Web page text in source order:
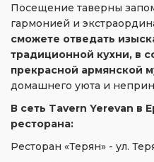
Посещение таверны
гармонией и
сможете отведать
традиционной кухни, в
прекрасной армянской
домашнего уюта и
В сеть Tavern Yerevan в
ресторана:
Ресторан «Терян» - ул.